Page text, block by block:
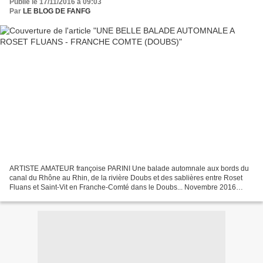
Publié le 17/11/2016 à 09:03
Par LE BLOG DE FANFG
ARTISTE AMATEUR françoise PARINI Une balade automnale aux bords du
canal du Rhône au Rhin, de la rivière Doubs et des sablières entre Roset
Fluans et Saint-Vit en Franche-Comté dans le Doubs... Novembre 2016